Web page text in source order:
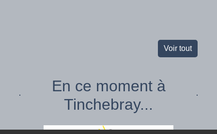
Voir tout
En ce moment à
Tinchebray...